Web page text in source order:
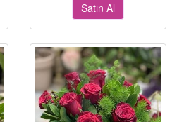
Satın Al